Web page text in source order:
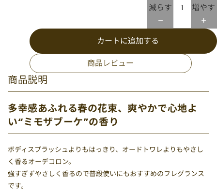
減らす
増やす
カートに追加する
商品レビュー
商品説明
多幸感あふれる春の花束、爽やかで心地よ
い“ミモザブーケ”の香り
ボディスプラッシュよりもはっきり、オードトワレよりもやさし
く香るオーデコロン。
強すぎずやさしく香るので普段使いにもおすすめのフレグランス
です。